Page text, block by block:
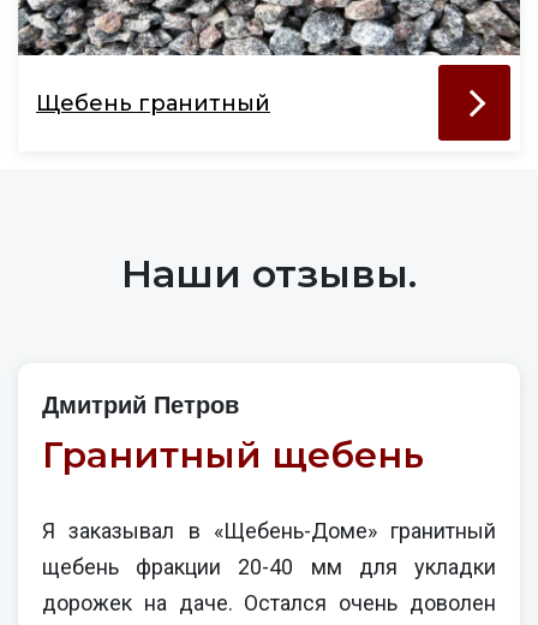
Щебень гранитный
Наши отзывы.
Дмитрий Петров
Гранитный щебень
Я заказывал в «Щебень-Доме» гранитный
щебень фракции 20-40 мм для укладки
дорожек на даче. Остался очень доволен